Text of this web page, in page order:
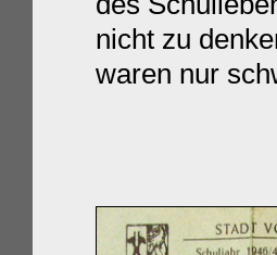
nicht zu
waren nur